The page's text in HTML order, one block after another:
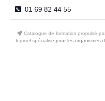
01 69 82 44 55
Catalogue de formation propulsé
logiciel spécialisé pour les organismes